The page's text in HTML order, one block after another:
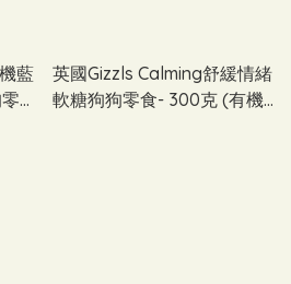
藍
英國Gizzls Calming舒緩情緒
軟糖狗狗零食- 300克 (有機